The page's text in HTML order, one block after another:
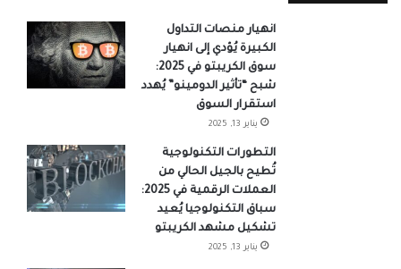
انهيار منصات التداول
الكبيرة يُؤدي إلى انهيار
سوق الكريبتو في 2025:
شبح “تأثير الدومينو” يُهدد
استقرار السوق
يناير 13, 2025
التطورات التكنولوجية
تُطيح بالجيل الحالي من
العملات الرقمية في 2025:
سباق التكنولوجيا يُعيد
تشكيل مشهد الكريبتو
يناير 13, 2025